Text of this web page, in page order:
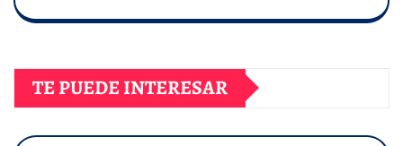
TE PUEDE INTERESAR